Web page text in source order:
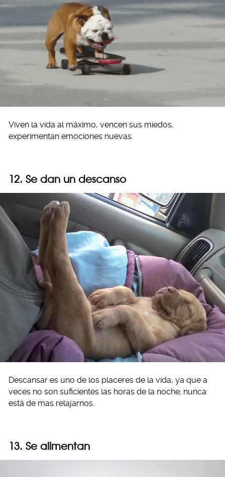
Viven la vida al máximo, vencen sus miedos,
experimentan emociones nuevas.
12. Se dan un descanso
Descansar es uno de los placeres de la vida, ya que a
veces no son suficientes las horas de la noche; nunca
está de mas relajarnos.
13. Se alimentan